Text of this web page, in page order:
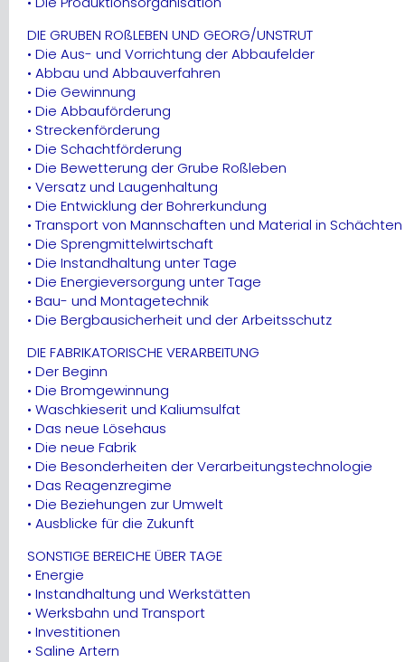
DIE GRUBEN ROßLEBEN UND GEORG/UNSTRUT
• Die Aus- und Vorrichtung der Abbaufelder
• Abbau und Abbauverfahren
• Die Gewinnung
• Die Abbauförderung
• Streckenförderung
• Die Schachtförderung
• Die Bewetterung der Grube Roßleben
• Versatz und Laugenhaltung
• Die Entwicklung der Bohrerkundung
• Transport von Mannschaften und Material in
• Die Sprengmittelwirtschaft
• Die Instandhaltung unter Tage
• Die Energieversorgung unter Tage
• Bau- und Montagetechnik
• Die Bergbausicherheit und der Arbeitsschutz
DIE FABRIKATORISCHE VERARBEITUNG
• Der Beginn
• Die Bromgewinnung
• Waschkieserit und Kaliumsulfat
• Das neue Lösehaus
• Die neue Fabrik
• Die Besonderheiten der Verarbeitungstechnologie
• Das Reagenzregime
• Die Beziehungen zur Umwelt
• Ausblicke für die Zukunft
SONSTIGE BEREICHE ÜBER TAGE
• Energie
• Instandhaltung und Werkstätten
• Werksbahn und Transport
• Investitionen
• Saline Artern